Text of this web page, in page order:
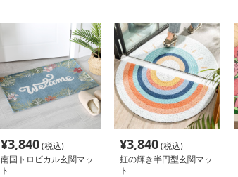
¥3,840(税込)
南国トロピカル玄関マッ
ト
¥3,840(税込)
虹の輝き半円型玄関マッ
ト